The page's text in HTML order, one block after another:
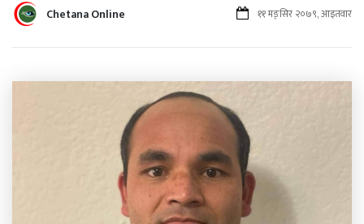
Chetana Online ११ मङ्सिर २०७९, आइतवार